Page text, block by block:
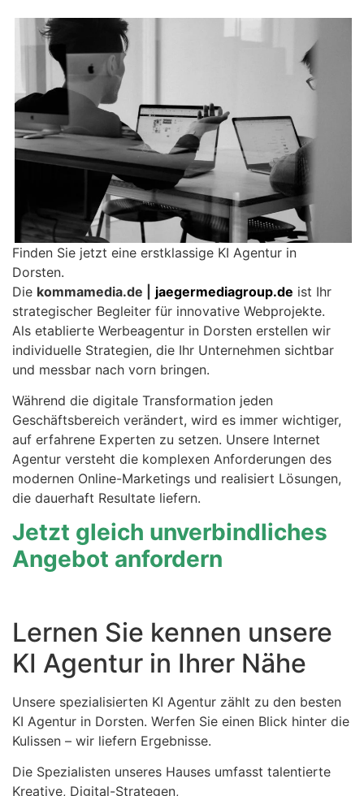
Finden Sie jetzt eine erstklassige KI Agentur in
Dorsten.
Die kommamedia.de | jaegermediagroup.de ist Ihr
strategischer Begleiter für innovative Webprojekte.
Als etablierte Werbeagentur in Dorsten erstellen wir
individuelle Strategien, die Ihr Unternehmen sichtbar
und messbar nach vorn bringen.
Während die digitale Transformation jeden
Geschäftsbereich verändert, wird es immer wichtiger,
auf erfahrene Experten zu setzen. Unsere Internet
Agentur versteht die komplexen Anforderungen des
modernen Online-Marketings und realisiert Lösungen,
die dauerhaft Resultate liefern.
Jetzt gleich unverbindliches
Angebot anfordern
Lernen Sie kennen unsere
KI Agentur in Ihrer Nähe
Unsere spezialisierten KI Agentur zählt zu den besten
KI Agentur in Dorsten. Werfen Sie einen Blick hinter die
Kulissen – wir liefern Ergebnisse.
Die Spezialisten unseres Hauses umfasst talentierte
Kreative, Digital-Strategen,